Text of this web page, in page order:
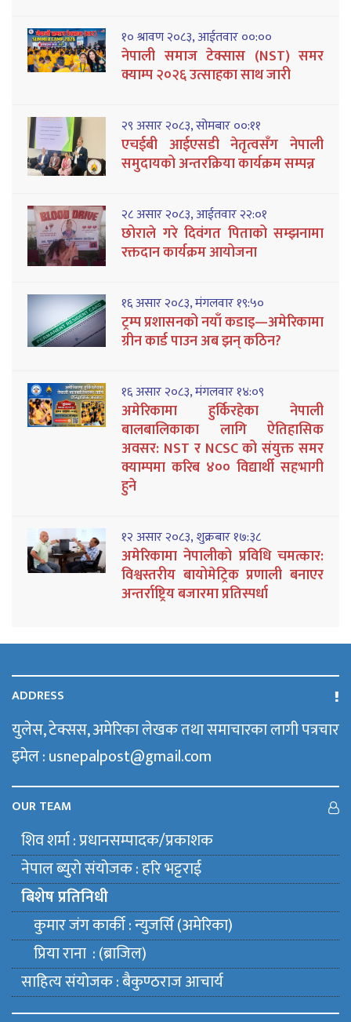
१० श्रावण २०८३, आईतवार ००:००
नेपाली समाज टेक्सास (NST) समर
क्याम्प २०२६ उत्साहका साथ जारी
२९ असार २०८३, सोमबार ००:११
एचईबी आईएसडी नेतृत्वसँग नेपाली
समुदायको अन्तरक्रिया कार्यक्रम सम्पन्न
२८ असार २०८३, आईतवार २२:०१
छोराले गरे दिवंगत पिताको सम्झनामा
रक्तदान कार्यक्रम आयोजना
१६ असार २०८३, मंगलवार १९:५०
ट्रम्प प्रशासनको नयाँ कडाइ—अमेरिकामा
ग्रीन कार्ड पाउन अब झन् कठिन?
१६ असार २०८३, मंगलवार १४:०९
अमेरिकामा हुर्किरहेका नेपाली
बालबालिकाका लागि ऐतिहासिक
अवसर: NST र NCSC को संयुक्त समर
क्याम्पमा करिब ४०० विद्यार्थी सहभागी
हुने
१२ असार २०८३, शुक्रबार १७:३८
अमेरिकामा नेपालीको प्रविधि चमत्कार:
विश्वस्तरीय बायोमेट्रिक प्रणाली बनाएर
अन्तर्राष्ट्रिय बजारमा प्रतिस्पर्धा
ADDRESS
युलेस, टेक्सस, अमेरिका लेखक तथा समाचारका लागी पत्रचार
इमेल : usnepalpost@gmail.com
OUR TEAM
शिव शर्मा : प्रधानसम्पादक/प्रकाशक
नेपाल ब्युराे संयाेजक : हरि भट्टराई
बिशेष प्रतिनिधी
कुमार जंग कार्की : न्युजर्सि (अमेरिका)
प्रिया राना : (ब्राजिल)
साहित्य संयाेजक : बैकुण्ठराज आचार्य